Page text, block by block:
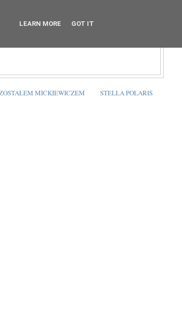
MICKIEWICZEM STELLA POLARIS
LEARN MORE GOT IT